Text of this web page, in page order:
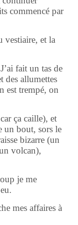
commencé par
vestiaire, et la
fait un tas de
des allumettes
est trempé, on
ça caille), et
un bout, sors le
bizarre (un
volcan),
je me
mes affaires à